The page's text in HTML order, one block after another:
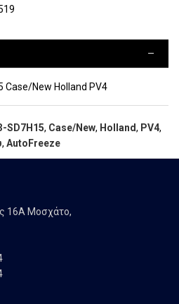
Case/New Holland PV4
SD7H15, Case/New, Holland, PV4,
, AutoFreeze
16Α Μοσχάτο,